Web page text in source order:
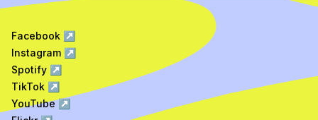
Facebook ↗
Instagram ↗
Spotify ↗
TikTok ↗
YouTube↗